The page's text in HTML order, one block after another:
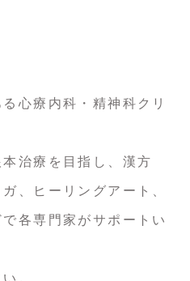
心療内科・精神科クリ
治療を目指し、漢方
、ヒーリングアート、
各専門家がサポートい